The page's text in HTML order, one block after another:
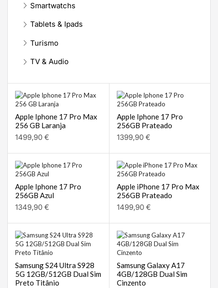
Smartwatchs
Tablets & Ipads
Turismo
TV & Audio
Apple Iphone 17 Pro Max
256 GB Laranja
1499,90 €
Apple Iphone 17 Pro
256GB Prateado
1399,90 €
Apple Iphone 17 Pro
256GB Azul
1349,90 €
Apple iPhone 17 Pro Max
256GB Prateado
1499,90 €
Samsung S24 Ultra S928
5G 12GB/512GB Dual Sim
Preto Titânio
Samsung Galaxy A17
4GB/128GB Dual Sim
Cinzento